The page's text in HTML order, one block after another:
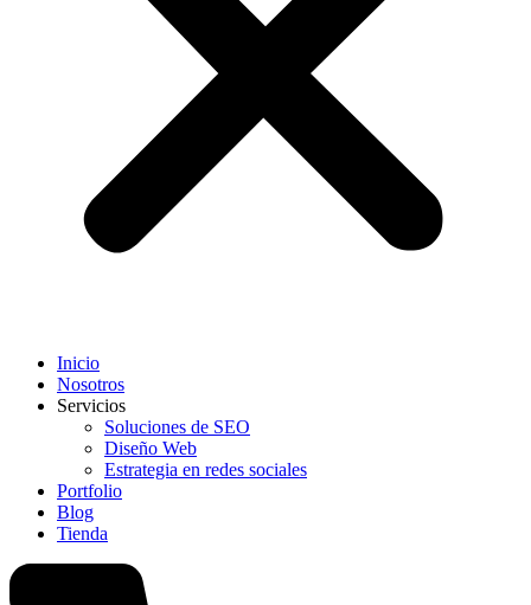
Inicio
Nosotros
Servicios
Soluciones de SEO
Diseño Web
Estrategia en redes sociales
Portfolio
Blog
Tienda